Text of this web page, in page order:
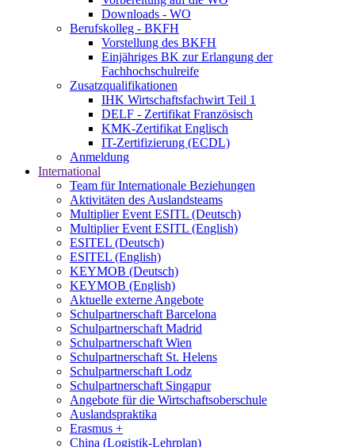
Downloads - WO
Berufskolleg - BKFH
Vorstellung des BKFH
Einjähriges BK zur Erlangung der
Fachhochschulreife
Zusatzqualifikationen
IHK Wirtschaftsfachwirt Teil 1
DELF - Zertifikat Französisch
KMK-Zertifikat Englisch
IT-Zertifizierung (ECDL)
Anmeldung
International
Team für Internationale Beziehungen
Aktivitäten des Auslandsteams
Multiplier Event ESITL (Deutsch)
Multiplier Event ESITL (English)
ESITEL (Deutsch)
ESITEL (English)
KEYMOB (Deutsch)
KEYMOB (English)
Aktuelle externe Angebote
Schulpartnerschaft Barcelona
Schulpartnerschaft Madrid
Schulpartnerschaft Wien
Schulpartnerschaft St. Helens
Schulpartnerschaft Lodz
Schulpartnerschaft Singapur
Angebote für die Wirtschaftsoberschule
Auslandspraktika
Erasmus +
China (Logistik-Lehrplan)